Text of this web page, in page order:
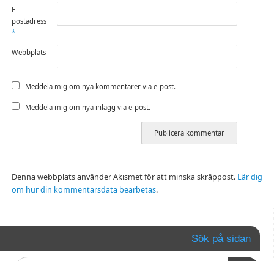
E-
postadress
*
Webbplats
Meddela mig om nya kommentarer via e-post.
Meddela mig om nya inlägg via e-post.
Denna webbplats använder Akismet för att minska skräppost. Lär dig
om hur din kommentarsdata bearbetas.
Sök på sidan